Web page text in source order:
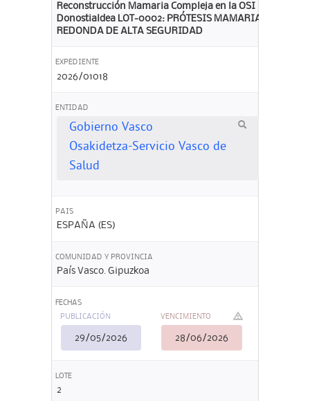
Reconstrucción Mamaria Compleja en la OSI
Donostialdea LOT-0002: PRÓTESIS MAMARIA
REDONDA DE ALTA SEGURIDAD
EXPEDIENTE
2026/01018
ENTIDAD
Gobierno Vasco
Osakidetza-Servicio Vasco de
Salud
PAIS
ESPAÑA (ES)
COMUNIDAD Y PROVINCIA
País Vasco. Gipuzkoa
FECHAS
PUBLICACIÓN
29/05/2026
VENCIMIENTO
28/06/2026
LOTE
2